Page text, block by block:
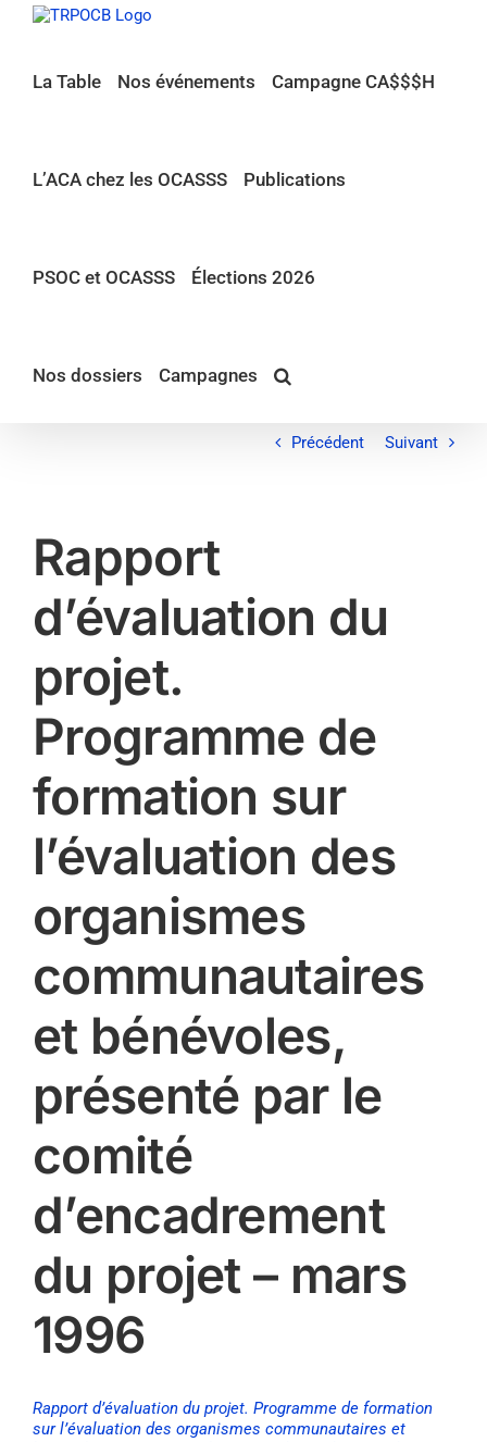
Passer
La Table Nos événements Campagne CA$$$H
L’ACA chez les OCASSS Publications
PSOC et OCASSS Élections 2026
Nos dossiers Campagnes
Précédent Suivant
Rapport
d’évaluation du
projet.
Programme de
formation sur
l’évaluation des
organismes
communautaires
et bénévoles,
présenté par le
comité
d’encadrement
du projet – mars
1996
Rapport d’évaluation du projet. Programme de formation
sur l’évaluation des organismes communautaires et